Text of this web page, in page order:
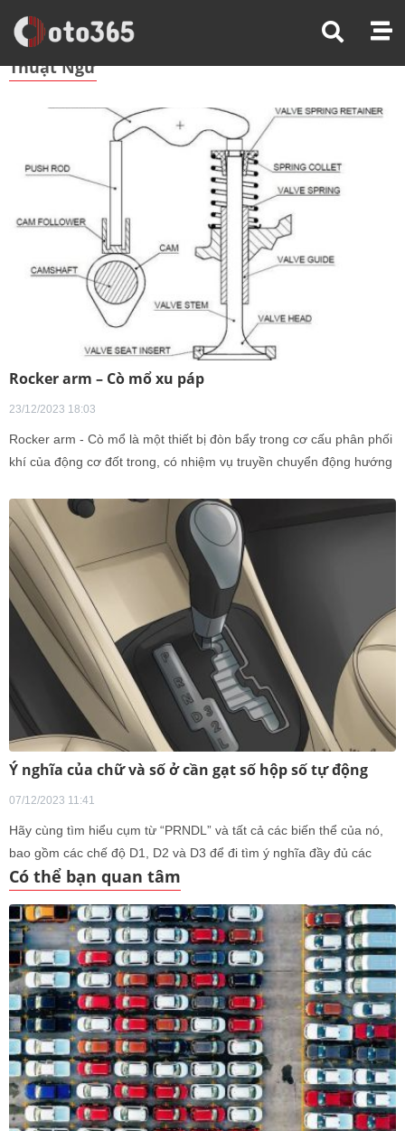
Trang Chủ Thuật Ngữ
Thuật Ngữ
Rocker arm – Cò mổ xu páp
23/12/2023 18:03
Rocker arm - Cò mổ là một thiết bị đòn bẩy trong cơ cấu phân phối
khí của động cơ đốt trong, có nhiệm vụ truyền chuyển động hướng
đầu của cò mổ được nâng lên – hạ xuống bởi vấu cam
Ý nghĩa của chữ và số ở cần gạt số hộp số tự động
07/12/2023 11:41
Hãy cùng tìm hiểu cụm từ “PRNDL” và tất cả các biến thể của nó,
bao gồm các chế độ D1, D2 và D3 để đi tìm ý nghĩa đầy đủ các
chữ và số trên cần gạt hộp số tự động. Bạn đã bao giờ tự hỏi
Có thể bạn quan tâm